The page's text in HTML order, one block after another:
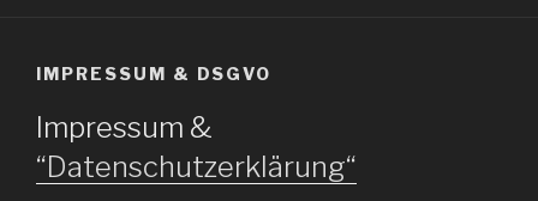
IMPRESSUM & DSGVO
Impressum &
“Datenschutzerklärung“